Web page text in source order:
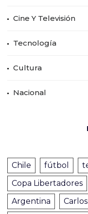
Cine Y Televisión
Tecnología
Cultura
Nacional
Chile fútbol
Copa Libertadores
Argentina